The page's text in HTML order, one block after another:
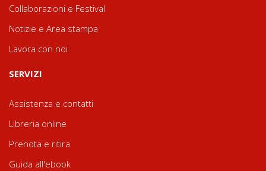
Collaborazioni e Festival
Notizie e Area stampa
Lavora con noi
SERVIZI
Assistenza e contatti
Libreria online
Prenota e ritira
Guida all'ebook